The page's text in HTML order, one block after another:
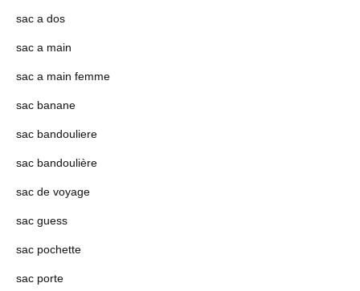
sac a dos
sac a main
sac a main femme
sac banane
sac bandouliere
sac bandoulière
sac de voyage
sac guess
sac pochette
sac porte